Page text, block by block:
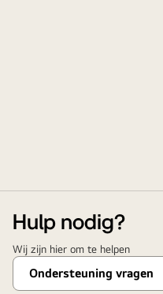
Hulp nodig?
Wij zijn hier om te helpen
Ondersteuning vragen